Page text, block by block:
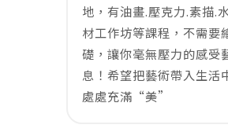
地，有油畫.壓克力.素描.
材工作坊等課程，不需要
礎，讓你毫無壓力的感受
息！希望把藝術帶入生活
處處充滿“美”